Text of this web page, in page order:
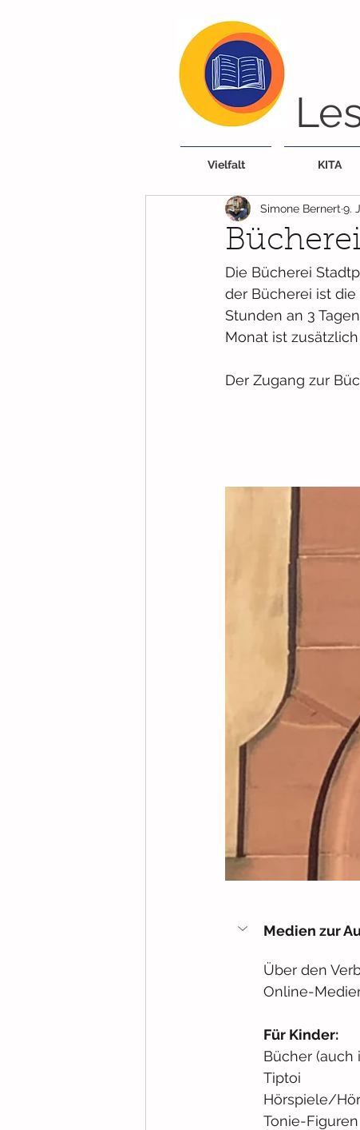
Vielfalt KITA
Simone Bernert 9.
Die Bücherei
der Bücherei ist
Stunden an 3
Monat ist
Der Zugang zur
Medien zur
Über den
Online-
Für Kinder:
Bücher (auch
Tiptoi
Hörspiele/
Tonie-Figuren